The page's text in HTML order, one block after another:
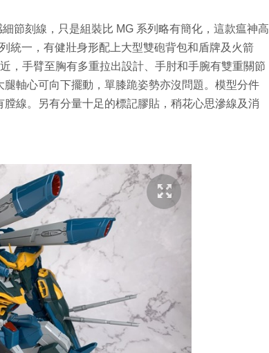
節刻線，只是組裝比 MG 系列略有簡化，這款瘟神高
統一，有健壯身形配上大型雙砲背包和盾牌及火箭
，手臂至胸有多重拉出設計、手肘和手腕有雙重關節
軸心可向下擺動，單膝跪姿勢亦沒問題。模型分件
線。另有分量十足的標記膠貼，稍花心思滲線及消